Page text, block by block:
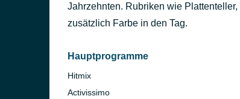
1-800-273-8255
Jahrzehnten. Rubriken wie
zusätzlich Farbe in den Tag.
Hauptprogramme
Hitmix
Activissimo